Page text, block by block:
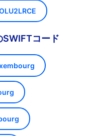
SWIFTコード